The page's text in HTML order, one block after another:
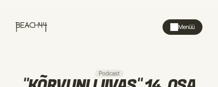
Menüü
Podcast